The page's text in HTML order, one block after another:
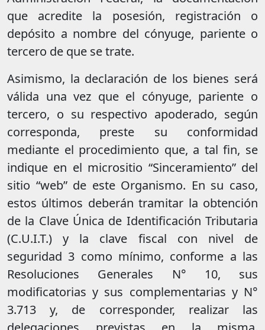
que acredite la posesión, registración o
depósito a nombre del cónyuge, pariente o
tercero de que se trate.
Asimismo, la declaración de los bienes será
válida una vez que el cónyuge, pariente o
tercero, o su respectivo apoderado, según
corresponda, preste su conformidad
mediante el procedimiento que, a tal fin, se
indique en el micrositio “Sinceramiento” del
sitio “web” de este Organismo. En su caso,
estos últimos deberán tramitar la obtención
de la Clave Única de Identificación Tributaria
(C.U.I.T.) y la clave fiscal con nivel de
seguridad 3 como mínimo, conforme a las
Resoluciones Generales N° 10, sus
modificatorias y sus complementarias y N°
3.713 y, de corresponder, realizar las